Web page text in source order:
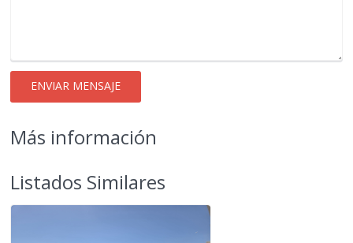
Más información
Listados Similares